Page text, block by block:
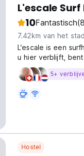
L'escale
10Fantastisch
7.42km van het
L'escale is een
u hier verblijft,
restaurants,
5+
Hostel